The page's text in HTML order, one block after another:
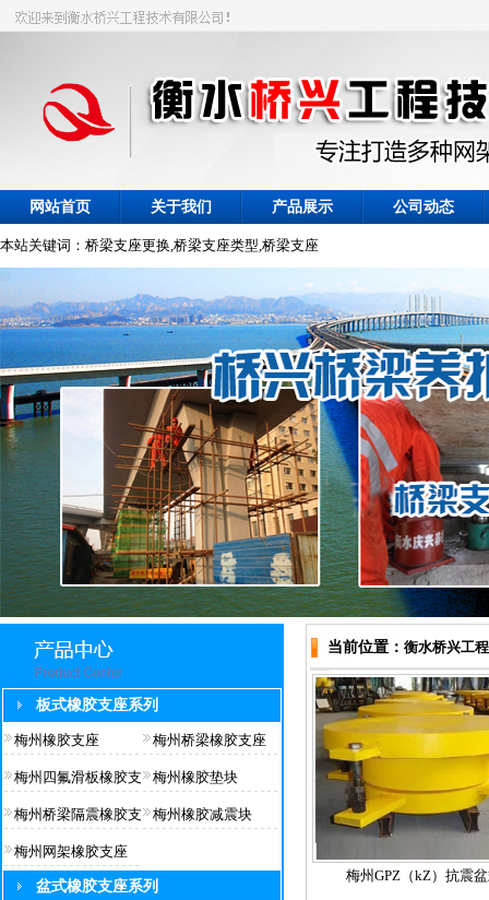
网站首页 关于我们 产品展示 公司动态
本站关键词：桥梁支座更换,桥梁支座类型,桥梁支座
板式橡胶支座系列
梅州橡胶支座 梅州桥梁橡胶支座
梅州四氟滑板橡胶支 梅州橡胶垫块
梅州桥梁隔震橡胶支 梅州橡胶减震块
梅州网架橡胶支座
盆式橡胶支座系列
当前位置： 衡水桥兴工
梅州GPZ（kZ）抗震